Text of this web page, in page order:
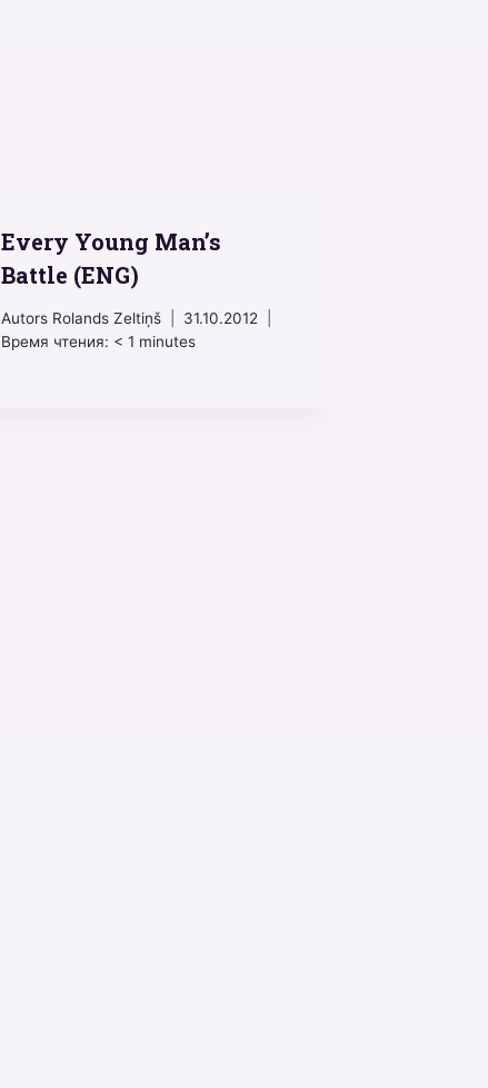
Every Young Man’s
Battle (ENG)
Autors Rolands Zeltiņš
31.10.2012
Время чтения: < 1 minutes